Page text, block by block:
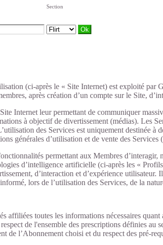
Section
(ci-après le « Site Internet) est exploité
après création d’un compte sur le Site,
Internet leur permettant de communiquer
à objectif de divertissement (médias). Les
des Services est uniquement destinée
générales d’utilisation et de vente des
permettant aux Membres
d’intelligence artificielle (ci-après les «
d’interaction et d’expérience
lors de l’utilisation des Services, de la
toutes les informations nécessaires
de l'ensemble des prescriptions définies
de l’Abonnement choisi et du respect des pré-